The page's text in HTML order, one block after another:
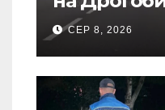
СЕР 8, 2026